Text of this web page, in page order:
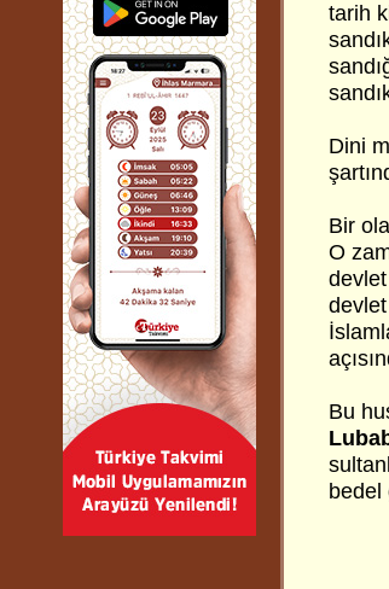
tarih
Dini
Bir
O
devlet
Bu
bedel